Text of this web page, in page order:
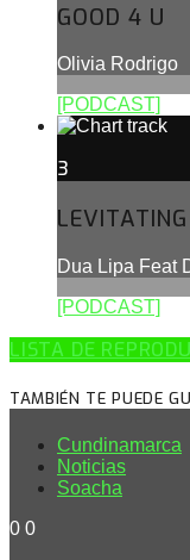
GOOD 4 U
Olivia Rodrigo
[PODCAST]
3
LEVITATING
Dua Lipa Feat
[PODCAST]
LISTA DE
TAMBIÉN TE PUEDE
Cundinamarca
Noticias
Soacha
0 0